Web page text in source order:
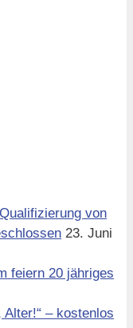
von
23. Juni
feiern 20 jähriges
Alter!“ – kostenlos